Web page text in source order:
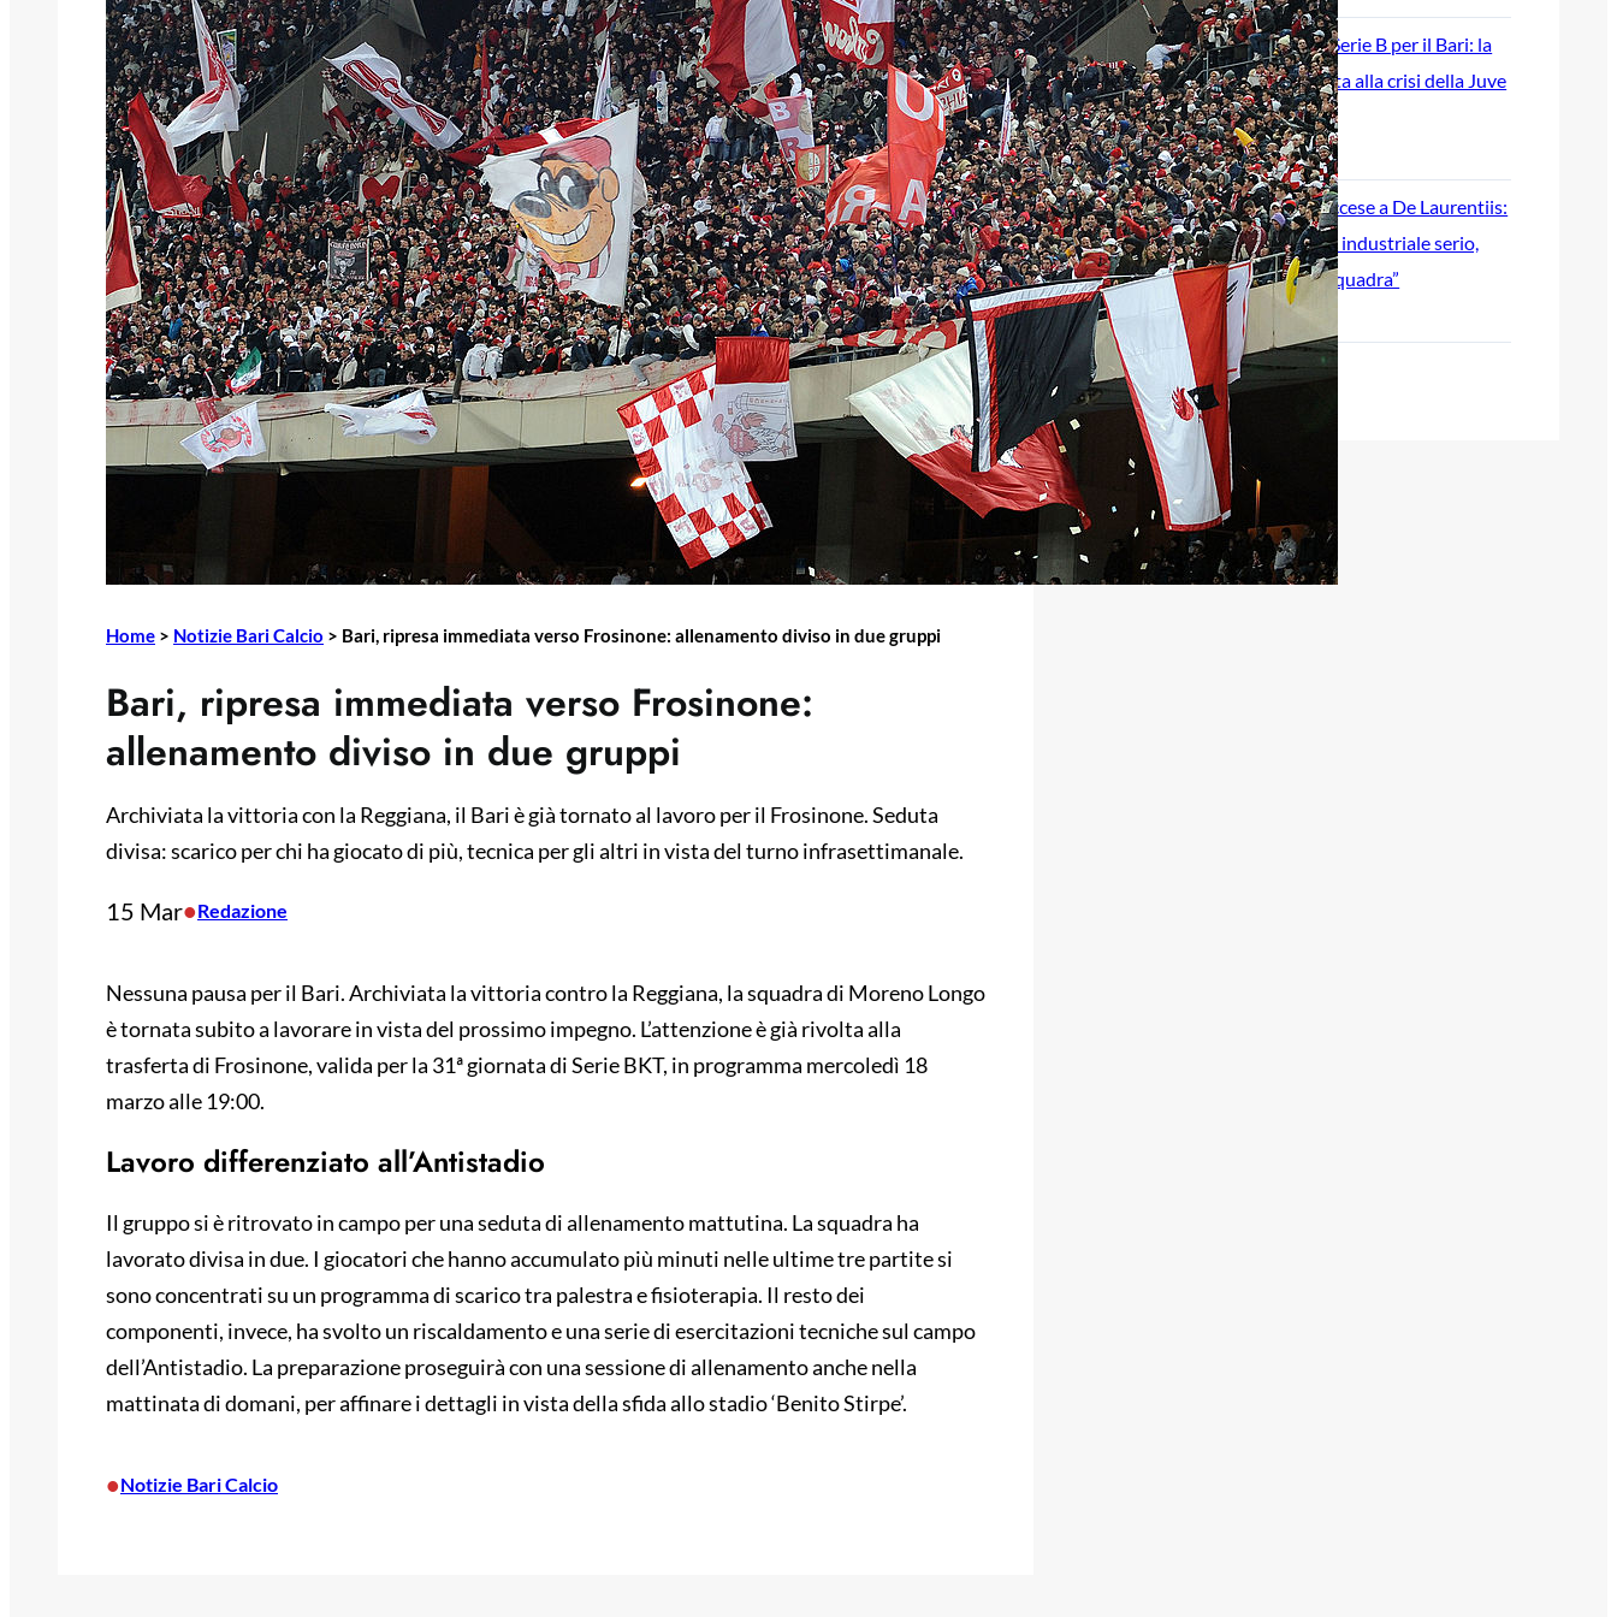
Home > Notizie Bari Calcio > Bari, ripresa immediata verso Frosinone: allenamento diviso in due gruppi
Bari, ripresa immediata verso Frosinone:
allenamento diviso in due gruppi
Archiviata la vittoria con la Reggiana, il Bari è già tornato al lavoro per il Frosinone. Seduta
divisa: scarico per chi ha giocato di più, tecnica per gli altri in vista del turno infrasettimanale.
15 Mar•Redazione
Nessuna pausa per il Bari. Archiviata la vittoria contro la Reggiana, la squadra di Moreno Longo
è tornata subito a lavorare in vista del prossimo impegno. L’attenzione è già rivolta alla
trasferta di Frosinone, valida per la 31ª giornata di Serie BKT, in programma mercoledì 18
marzo alle 19:00.
Lavoro differenziato all’Antistadio
Il gruppo si è ritrovato in campo per una seduta di allenamento mattutina. La squadra ha
lavorato divisa in due. I giocatori che hanno accumulato più minuti nelle ultime tre partite si
sono concentrati su un programma di scarico tra palestra e fisioterapia. Il resto dei
componenti, invece, ha svolto un riscaldamento e una serie di esercitazioni tecniche sul campo
dell’Antistadio. La preparazione proseguirà con una sessione di allenamento anche nella
mattinata di domani, per affinare i dettagli in vista della sfida allo stadio ‘Benito Stirpe’.
•Notizie Bari Calcio
Ripescaggio in Serie B per il Bari: la
speranza è legata alla crisi della Juve
Stabia
28 Maggio 2026
Futuro Bari, Leccese a De Laurentiis:
“Serve un piano industriale serio,
non siamo una seconda squadra”
27 Maggio 2026